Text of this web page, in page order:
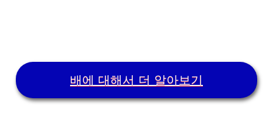
배에 대해서 더 알아보기